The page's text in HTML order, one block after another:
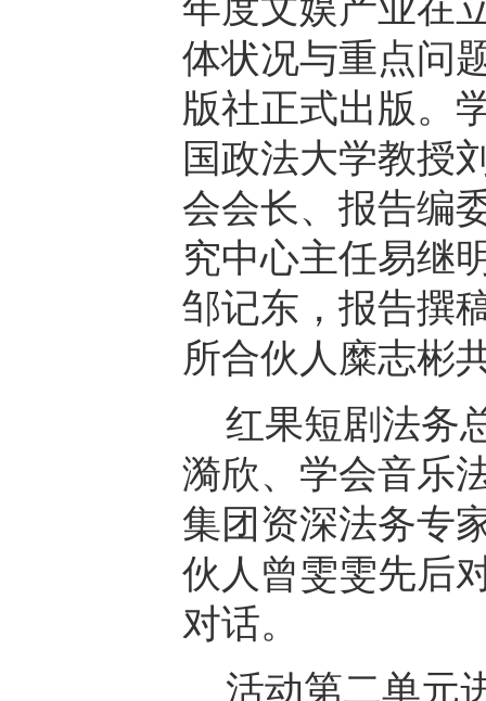
年度文娱产业在
体状况与重点问
版社正式出版。
国政法大学教授
会会长、报告编
究中心主任易继
邹记东，报告撰
所合伙人糜志彬
红果短剧法务
漪欣、学会音乐
集团资深法务专
伙人曾雯雯先后
对话。
活动第二单元